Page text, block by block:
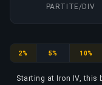
PARTITE/DIV
Iron
2% Bronze
5% Silver
10%
Starting at Iron IV, this